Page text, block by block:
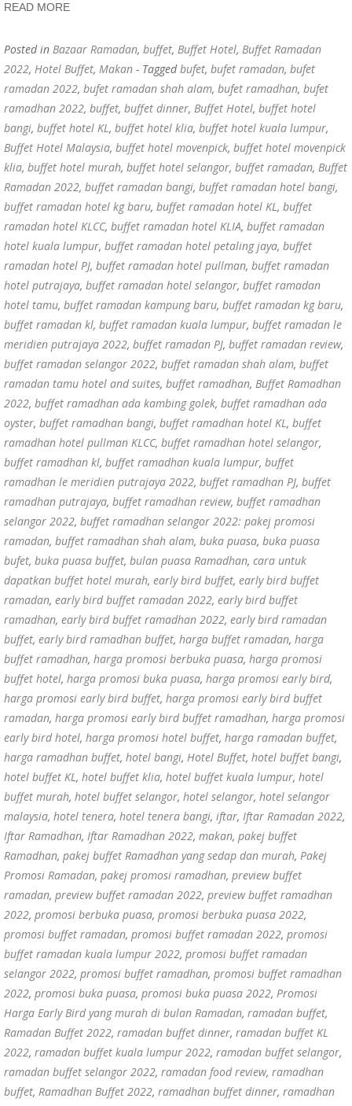
READ MORE
Posted in Bazaar Ramadan, buffet, Buffet Hotel, Buffet Ramadan
2022, Hotel Buffet, Makan - Taggedbufet, bufet ramadan, bufet
ramadan 2022, bufet ramadan shah alam, bufet ramadhan, bufet
ramadhan 2022, buffet, buffet dinner, Buffet Hotel, buffet hotel
bangi, buffet hotel KL, buffet hotel klia, buffet hotel kuala lumpur,
Buffet Hotel Malaysia, buffet hotel movenpick, buffet hotel movenpick
klia, buffet hotel murah, buffet hotel selangor, buffet ramadan, Buffet
Ramadan 2022, buffet ramadan bangi, buffet ramadan hotel bangi,
buffet ramadan hotel kg baru, buffet ramadan hotel KL, buffet
ramadan hotel KLCC, buffet ramadan hotel KLIA, buffet ramadan
hotel kuala lumpur, buffet ramadan hotel petaling jaya, buffet
ramadan hotel PJ, buffet ramadan hotel pullman, buffet ramadan
hotel putrajaya, buffet ramadan hotel selangor, buffet ramadan
hotel tamu, buffet ramadan kampung baru, buffet ramadan kg baru,
buffet ramadan kl, buffet ramadan kuala lumpur, buffet ramadan le
meridien putrajaya 2022, buffet ramadan PJ, buffet ramadan review,
buffet ramadan selangor 2022, buffet ramadan shah alam, buffet
ramadan tamu hotel and suites, buffet ramadhan, Buffet Ramadhan
2022, buffet ramadhan ada kambing golek, buffet ramadhan ada
oyster, buffet ramadhan bangi, buffet ramadhan hotel KL, buffet
ramadhan hotel pullman KLCC, buffet ramadhan hotel selangor,
buffet ramadhan kl, buffet ramadhan kuala lumpur, buffet
ramadhan le meridien putrajaya 2022, buffet ramadhan PJ, buffet
ramadhan putrajaya, buffet ramadhan review, buffet ramadhan
selangor 2022, buffet ramadhan selangor 2022: pakej promosi
ramadan, buffet ramadhan shah alam, buka puasa, buka puasa
bufet, buka puasa buffet, bulan puasa Ramadhan, cara untuk
dapatkan buffet hotel murah, early bird buffet, early bird buffet
ramadan, early bird buffet ramadan 2022, early bird buffet
ramadhan, early bird buffet ramadhan 2022, early bird ramadan
buffet, early bird ramadhan buffet, harga buffet ramadan, harga
buffet ramadhan, harga promosi berbuka puasa, harga promosi
buffet hotel, harga promosi buka puasa, harga promosi early bird,
harga promosi early bird buffet, harga promosi early bird buffet
ramadan, harga promosi early bird buffet ramadhan, harga promosi
early bird hotel, harga promosi hotel buffet, harga ramadan buffet,
harga ramadhan buffet, hotel bangi, Hotel Buffet, hotel buffet bangi,
hotel buffet KL, hotel buffet klia, hotel buffet kuala lumpur, hotel
buffet murah, hotel buffet selangor, hotel selangor, hotel selangor
malaysia, hotel tenera, hotel tenera bangi, iftar, Iftar Ramadan 2022,
Iftar Ramadhan, Iftar Ramadhan 2022, makan, pakej buffet
Ramadhan, pakej buffet Ramadhan yang sedap dan murah, Pakej
Promosi Ramadan, pakej promosi ramadhan, preview buffet
ramadan, preview buffet ramadan 2022, preview buffet ramadhan
2022, promosi berbuka puasa, promosi berbuka puasa 2022,
promosi buffet ramadan, promosi buffet ramadan 2022, promosi
buffet ramadan kuala lumpur 2022, promosi buffet ramadan
selangor 2022, promosi buffet ramadhan, promosi buffet ramadhan
2022, promosi buka puasa, promosi buka puasa 2022, Promosi
Harga Early Bird yang murah di bulan Ramadan, ramadan buffet,
Ramadan Buffet 2022, ramadan buffet dinner, ramadan buffet KL
2022, ramadan buffet kuala lumpur 2022, ramadan buffet selangor,
ramadan buffet selangor 2022, ramadan food review, ramadhan
buffet, Ramadhan Buffet 2022, ramadhan buffet dinner, ramadhan